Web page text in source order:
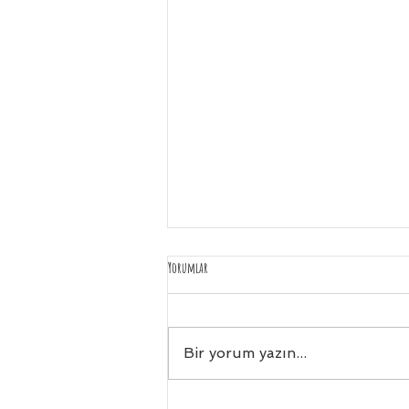
Hoş geldin
Senin karşında soyunuyorum rollerimden
Elim ayağım...
Yorumlar
Bir yorum yazın...